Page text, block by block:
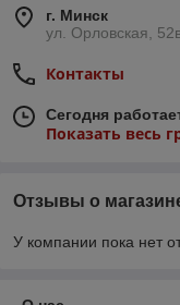
г. Минск
ул. Орловская,
Контакты
Сегодня
Показать весь
Отзывы о
У компании пока нет